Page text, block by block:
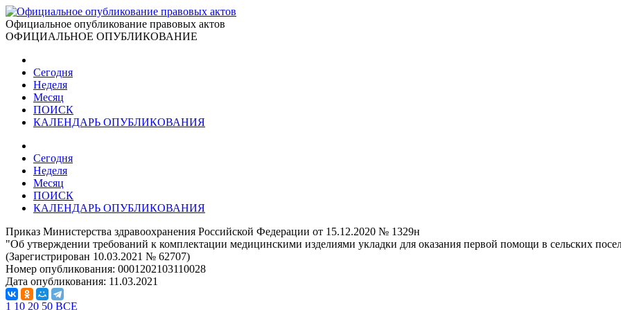
Официальное опубликование правовых актов
ОФИЦИАЛЬНОЕ ОПУБЛИКОВАНИЕ
Сегодня
Неделя
Месяц
ПОИСК
КАЛЕНДАРЬ ОПУБЛИКОВАНИЯ
Сегодня
Неделя
Месяц
ПОИСК
КАЛЕНДАРЬ ОПУБЛИКОВАНИЯ
Приказ Министерства здравоохранения Российской Федерации от 15.12.2020 № 1329н
"Об утверждении требований к комплектации медицинскими изделиями укладки для оказания первой помощи в сельских
(Зарегистрирован 10.03.2021 № 62707)
Номер опубликования: 0001202103110028
Дата опубликования: 11.03.2021
1 10 20 50 ВСЕ